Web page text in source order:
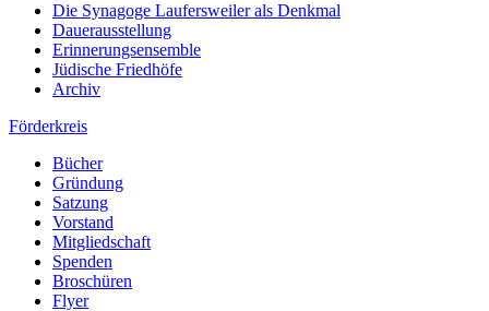
Die Synagoge Laufersweiler als Denkmal
Dauerausstellung
Erinnerungsensemble
Jüdische Friedhöfe
Archiv
Förderkreis
Bücher
Gründung
Satzung
Vorstand
Mitgliedschaft
Spenden
Broschüren
Flyer